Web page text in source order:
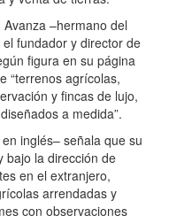
–hermano del
fundador y director de
figura en su página
“terrenos agrícolas,
y fincas de lujo,
a medida”.
inglés– señala que su
bajo la dirección de
en el extranjero,
arrendadas y
con observaciones